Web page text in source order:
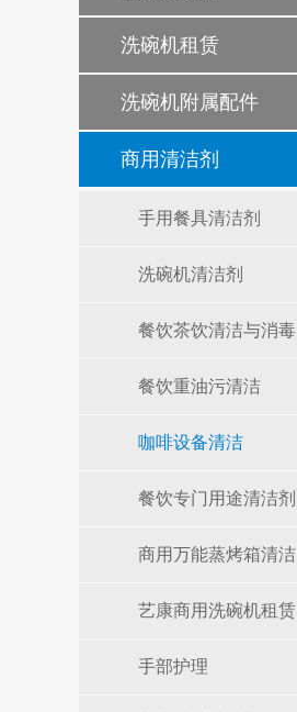
洗碗机租赁
洗碗机附属配件
商用清洁剂
手用餐具清洁剂
洗碗机清洁剂
餐饮茶饮清洁与消毒
餐饮重油污清洁
咖啡设备清洁
餐饮专门用途清洁剂
商用万能蒸烤箱清洁
艺康商用洗碗机租赁
手部护理